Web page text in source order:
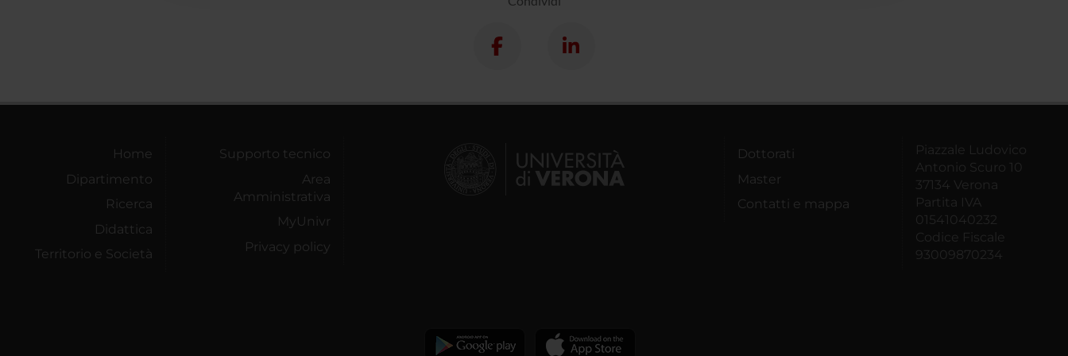
Home
Dipartimento
Ricerca
Didattica
Territorio e Società
Supporto tecnico
Area
Amministrativa
MyUnivr
Privacy policy
Dottorati
Master
Contatti e mappa
Piazzale Ludovico
Antonio Scuro 10
37134 Verona
Partita IVA
01541040232
Codice Fiscale
93009870234